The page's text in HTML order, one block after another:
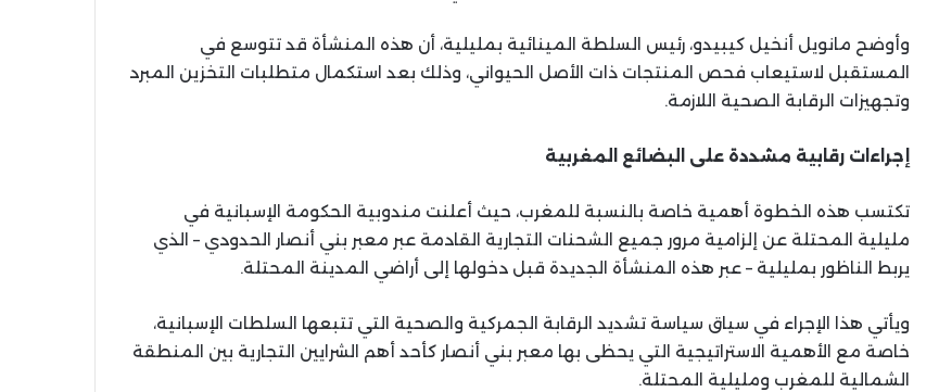
وأوضح مانويل أنخيل كيبيدو، رئيس السلطة المينائية بمليلية، أن هذه المنشأة قد تتوسع في
المستقبل لاستيعاب فحص المنتجات ذات الأصل الحيواني، وذلك بعد استكمال متطلبات التخزين المبرد
وتجهيزات الرقابة الصحية اللازمة.
إجراءات رقابية مشددة على البضائع المغربية
تكتسب هذه الخطوة أهمية خاصة بالنسبة للمغرب، حيث أعلنت مندوبية الحكومة الإسبانية في
مليلية المحتلة عن إلزامية مرور جميع الشحنات التجارية القادمة عبر معبر بني أنصار الحدودي – الذي
يربط الناظور بمليلية – عبر هذه المنشأة الجديدة قبل دخولها إلى أراضي المدينة المحتلة.
ويأتي هذا الإجراء في سياق سياسة تشديد الرقابة الجمركية والصحية التي تتبعها السلطات الإسبانية،
خاصة مع الأهمية الاستراتيجية التي يحظى بها معبر بني أنصار كأحد أهم الشرايين التجارية بين المنطقة
الشمالية للمغرب ومليلية المحتلة.